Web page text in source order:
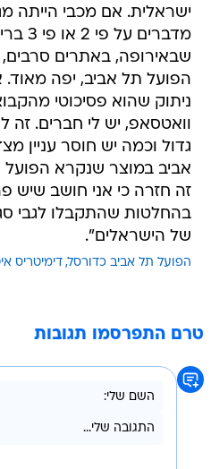
ישראלית. אם מכבי הייתה
שבאירופה, באתרים סרבים,
הפועל תל אביב, יפה מאוד.
ניתוק שהוא פסיכוטי
וואטסאפ, יש לי חברים. זה
גדול וכמה יש חוסר עניין
אביב במוצר שנקרא
זה חזרה כי אני חושב
בהחלטות שהתקבלו לגבי
של הישראלים".
הפועל תל אביב כדורסל דימיטריס
טרם התפרסמו תגובות